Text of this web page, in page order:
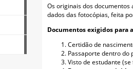
Os originais dos
dados das fotocópias, feita
Documentos exigidos para
Certidão de
Passaporte dentro do
Visto de estudante (se